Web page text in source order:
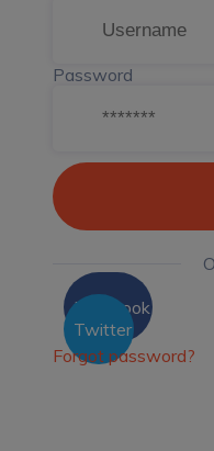
Password
Facebook
Twitter
Forgot password?